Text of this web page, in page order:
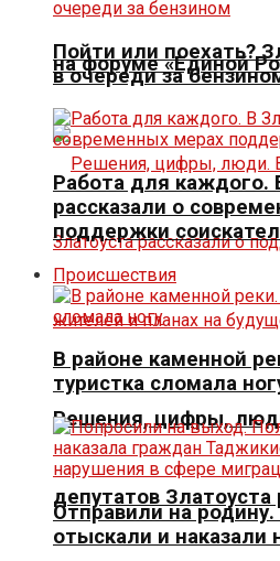
на форуме «Единой
Решения, цифры,
депутатов Златоуста
Пойти или поехать?
в очереди за
Работа для каждого.
рассказали о
поддержки
Происшествия
В районе каменной
туристка сломала
Отправили на
отыскали и наказали